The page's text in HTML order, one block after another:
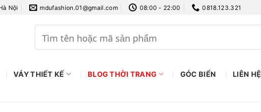
Nội mdufashion.01@gmail.com 08:00 - 22:00 0818.123.321
Tìm
kiếm:
VÁY THIẾT KẾ BLOG THỜI TRANG GÓC BIỂN LIÊN HỆ